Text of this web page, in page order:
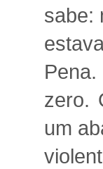
sabe:
zero.
um